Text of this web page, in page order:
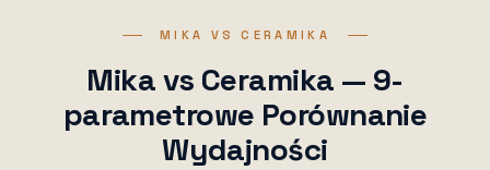
MIKA VS CERAMIKA
Mika vs Ceramika — 9-
parametrowe Porównanie
Wydajności